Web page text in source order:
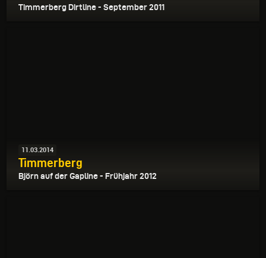
Timmerberg Dirtline - September 2011
11.03.2014
Timmerberg
Björn auf der Gapline - Frühjahr 2012